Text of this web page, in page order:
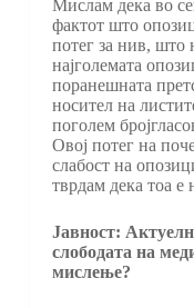
Мислам дека во
фактот што
потег за нив, што
најголемата
поранешната
носител на
поголем
Овој потег на
слабост на
тврдам дека тоа е
Јавност:
слободата на
мислење?